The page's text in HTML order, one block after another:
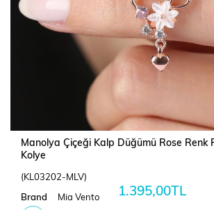
Manolya Çiçeği Kalp Düğümü Rose Renk
Kolye
(KL03202-MLV)
Brand Mia Vento 1.395,00TL